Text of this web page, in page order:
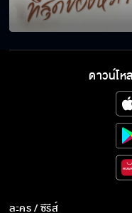
อ
ไ
ดาวน์โห
ละคร / ซีรีส์